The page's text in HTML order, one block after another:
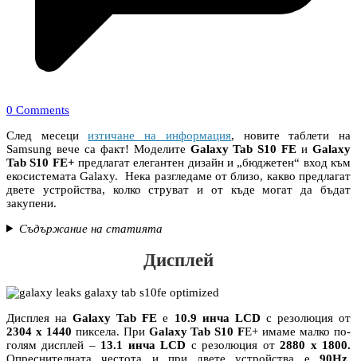
0 Comments
След месециизтичане на информация, новите таблети на
Samsung вече са факт! Моделите Galaxy Tab S10 FEиGalaxy
Tab S10 FE+ предлагат елегантен дизайн и „бюджетен“ вход към
екосистемата Galaxy. Нека разгледаме от близо, какво предлагат
двете устройства, колко струват и от къде могат да бъдат
закупени.
Съдържание на статията
Дисплей
Дисплея наGalaxy Tab FE е 10.9 инча LCD с резолюция от
2304 x 1440 пиксела. При Galaxy Tab S10 FE+ имаме малко по-
голям дисплей –13.1 инча LCD с резолюция от2880 x 1800.